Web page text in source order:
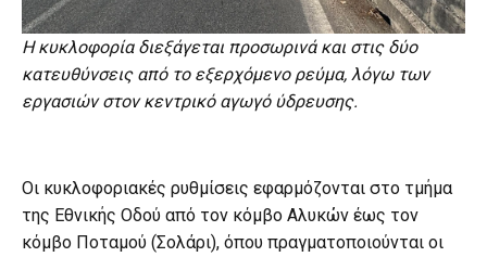
Η κυκλοφορία διεξάγεται προσωρινά και στις δύο
κατευθύνσεις από το εξερχόμενο ρεύμα, λόγω των
εργασιών στον κεντρικό αγωγό ύδρευσης.
Οι κυκλοφοριακές ρυθμίσεις εφαρμόζονται στο τμήμα
της Εθνικής Οδού από τον κόμβο Αλυκών έως τον
κόμβο Ποταμού (Σολάρι), όπου πραγματοποιούνται οι